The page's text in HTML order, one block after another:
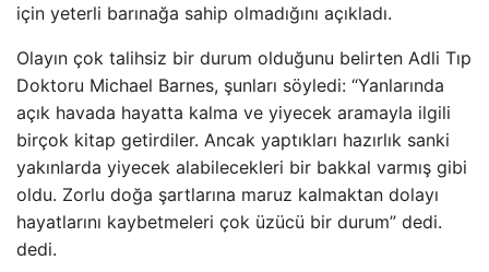
için yeterli barınağa sahip olmadığını açıkladı.
Olayın çok talihsiz bir durum olduğunu belirten Adli Tıp
Doktoru Michael Barnes, şunları söyledi: “Yanlarında
açık havada hayatta kalma ve yiyecek aramayla ilgili
birçok kitap getirdiler. Ancak yaptıkları hazırlık sanki
yakınlarda yiyecek alabilecekleri bir bakkal varmış gibi
oldu. Zorlu doğa şartlarına maruz kalmaktan dolayı
hayatlarını kaybetmeleri çok üzücü bir durum” dedi.
dedi.